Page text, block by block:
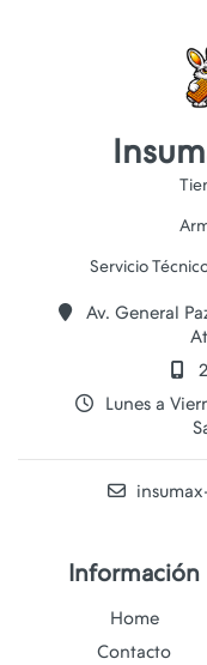
Av. General
Lunes a
Información
Home
Contacto